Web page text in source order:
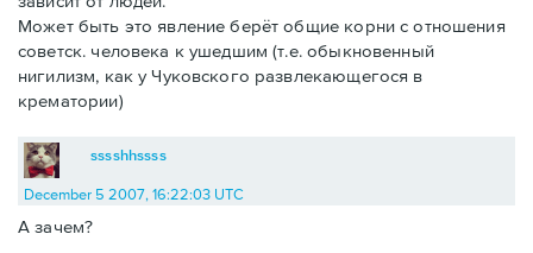
Может быть это явление берёт общие корни с отношения
советск. человека к ушедшим (т.е. обыкновенный
нигилизм, как у Чуковского развлекающегося в
крематории)
sssshhssss
December 5 2007, 16:22:03 UTC
А зачем?